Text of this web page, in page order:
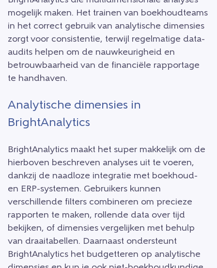
mogelijk maken. Het trainen van boekhoudteams
in het correct gebruik van analytische dimensies
zorgt voor consistentie, terwijl regelmatige data-
audits helpen om de nauwkeurigheid en
betrouwbaarheid van de financiële rapportage
te handhaven.
Analytische dimensies in
BrightAnalytics
BrightAnalytics maakt het super makkelijk om de
hierboven beschreven analyses uit te voeren,
dankzij de naadloze integratie met boekhoud-
en ERP-systemen. Gebruikers kunnen
verschillende filters combineren om precieze
rapporten te maken, rollende data over tijd
bekijken, of dimensies vergelijken met behulp
van draaitabellen. Daarnaast ondersteunt
BrightAnalytics het budgetteren op analytische